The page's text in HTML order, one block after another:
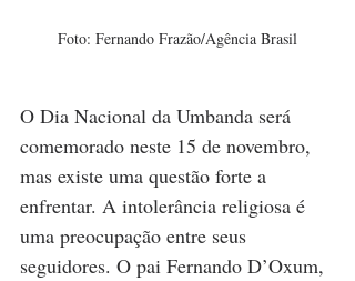
Foto: Fernando Frazão/Agência Brasil
O Dia Nacional da Umbanda será
comemorado neste 15 de novembro,
mas existe uma questão forte a
enfrentar. A intolerância religiosa é
uma preocupação entre seus
seguidores. O pai Fernando D’Oxum,